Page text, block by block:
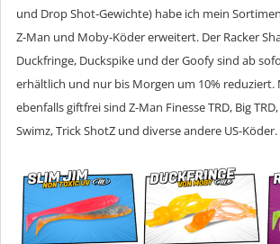
und Drop Shot-Gewichte) habe ich mein
Z-Man und Moby-Köder erweitert. Der Racker
Duckfringe, Duckspike und der Goofy sind ab
erhältlich und nur bis Morgen um 10%
ebenfalls giftfrei sind Z-Man Finesse TRD, Big
Swimz, Trick ShotZ und diverse andere US-Köder.